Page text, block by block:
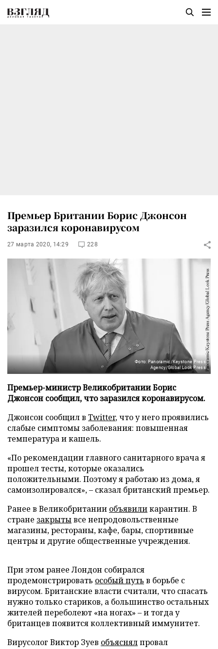
Премьер Британии Борис Джонсон
заразился коронавирусом
27 марта 2020, 14:29 228
Фото: Panoramic/Keystone Press
Agency/Global Look Press
Премьер-министр Великобритании Борис
Джонсон сообщил, что заразился коронавирусом.
Джонсон сообщил в Twitter, что у него проявились
слабые симптомы заболевания: повышенная
температура и кашель.
«По рекомендации главного санитарного врача я
прошел тесты, которые оказались
положительными. Поэтому я работаю из дома, я
самоизолировался», – сказал британский премьер.
Ранее в Великобритании объявиликарантин. В
стране закрытывсе непродовольственные
магазины, рестораны, кафе, бары, спортивные
центры и другие общественные учреждения.
При этом ранее Лондон собирался
продемонстрировать особый путь в борьбе с
вирусом. Британские власти считали, что спасать
нужно только стариков, а большинство остальных
жителей переболеют «на ногах» – и тогда у
британцев появится коллективный иммунитет.
Вирусолог Виктор Зуев объяснялпровал